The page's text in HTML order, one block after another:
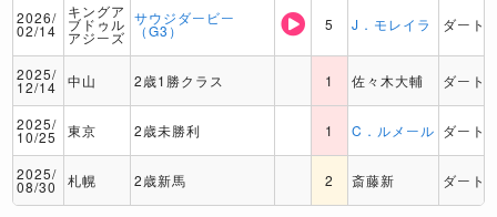
2026/
02/14
キングア
ブドゥル
アジーズ
サウジダービー
（G3） 5 J．モレイラ ダート
2025/
12/14 中山 2歳1勝クラス 1 佐々木大輔 ダート
2025/
10/25 東京 2歳未勝利 1 C．ルメール ダート
2025/
08/30 札幌 2歳新馬 2 斎藤新 ダート